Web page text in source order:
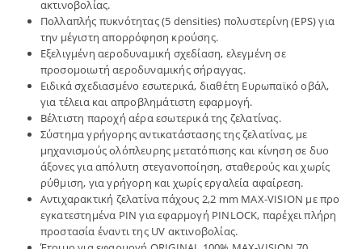
ακτινοβολίας.
Πολλαπλής πυκνότητας (5 densities) πολυστερίνη (EPS) για
την μέγιστη απορρόφηση κρούσης.
Εξελιγμένη αεροδυναμική σχεδίαση, ελεγμένη σε
προσομοιωτή αεροδυναμικής σήραγγας.
Ειδικά σχεδιασμένο εσωτερικά, διαθέτη Ευρωπαϊκό οβάλ,
για τέλεια και απροβλημάτιστη εφαρμογή.
Βέλτιστη παροχή αέρα εσωτερικά της ζελατίνας.
Σύστημα γρήγορης αντικατάστασης της ζελατίνας, με
μηχανισμούς ολόπλευρης μετατόπισης και κίνηση σε δυο
άξονες για απόλυτη στεγανοποίηση, σταθερούς και χωρίς
ρύθμιση, για γρήγορη και χωρίς εργαλεία αφαίρεση.
Αντιχαρακτική ζελατίνα πάχους 2,2 mm MAX-VISION με προ
εγκατεστημένα PIN για εφαρμογή PINLOCK, παρέχει πλήρη
προστασία έναντι της UV ακτινοβολίας.